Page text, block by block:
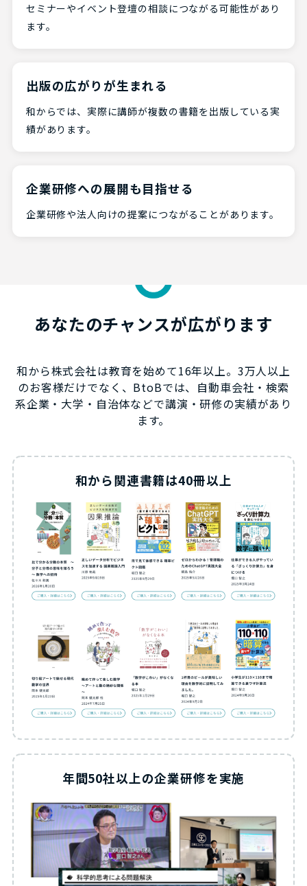
セミナーやイベント登壇の相談につながる可能性があり
ます。
出版の広がりが生まれる
和からでは、実際に講師が複数の書籍を出版している実
績があります。
企業研修への展開も目指せる
企業研修や法人向けの提案につながることがあります。
あなたのチャンスが広がります
和から株式会社は教育を始めて16年以上。3万人以上
のお客様だけでなく、BtoBでは、自動車会社・検索
系企業・大学・自治体などで講演・研修の実績があり
ます。
和から関連書籍は40冊以上
年間50社以上の企業研修を実施